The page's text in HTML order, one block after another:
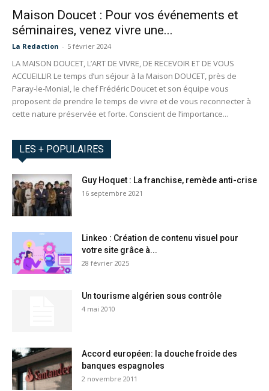
Maison Doucet : Pour vos événements et
séminaires, venez vivre une...
La Redaction - 5 février 2024
LA MAISON DOUCET, L’ART DE VIVRE, DE RECEVOIR ET DE VOUS
ACCUEILLIR Le temps d’un séjour à la Maison DOUCET, près de
Paray-le-Monial, le chef Frédéric Doucet et son équipe vous
proposent de prendre le temps de vivre et de vous reconnecter à
cette nature préservée et forte. Conscient de l’importance...
LES + POPULAIRES
Guy Hoquet : La franchise, remède anti-crise
16 septembre 2021
Linkeo : Création de contenu visuel pour
votre site grâce à...
28 février 2025
Un tourisme algérien sous contrôle
4 mai 2010
Accord européen: la douche froide des
banques espagnoles
2 novembre 2011